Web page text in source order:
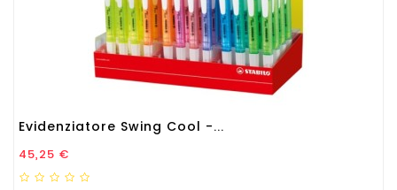
Evidenziatore Swing Cool -...
Prezzo
45,25 €